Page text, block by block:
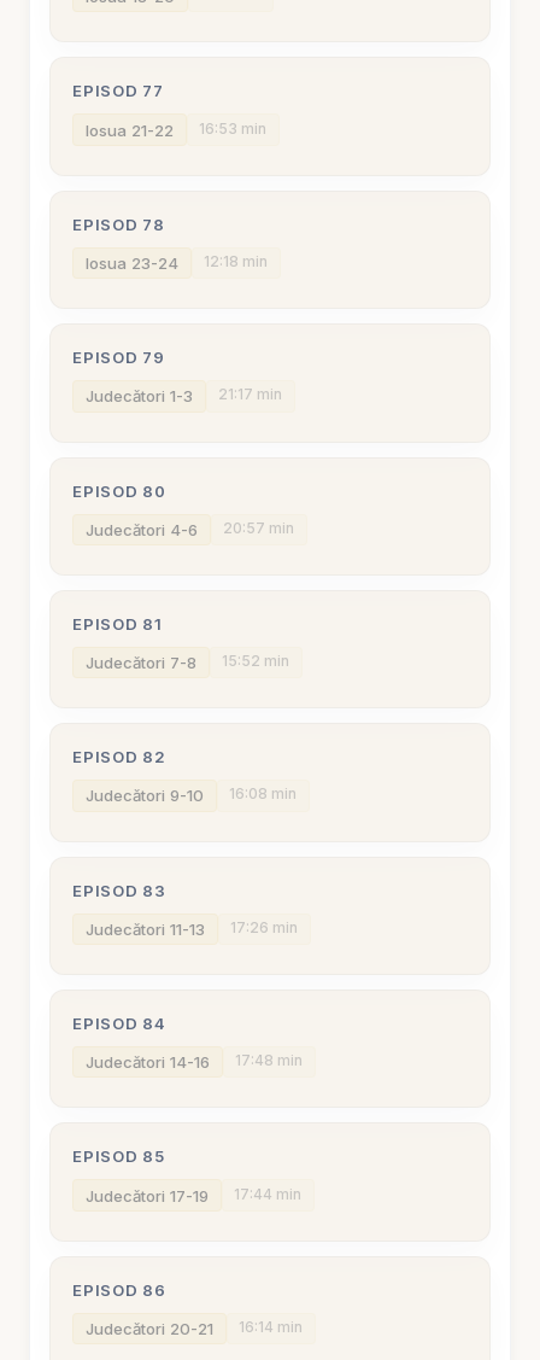
EPISOD 77
Iosua 21-22 16:53 min
EPISOD 78
Iosua 23-24 12:18 min
EPISOD 79
Judecători 1-3 21:17 min
EPISOD 80
Judecători 4-6 20:57 min
EPISOD 81
Judecători 7-8 15:52 min
EPISOD 82
Judecători 9-10 16:08 min
EPISOD 83
Judecători 11-13 17:26 min
EPISOD 84
Judecători 14-16 17:48 min
EPISOD 85
Judecători 17-19 17:44 min
EPISOD 86
Judecători 20-21 16:14 min